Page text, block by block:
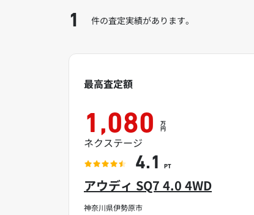
1 件の査定実績があります。
神奈川県伊勢原市
アウディ SQ7 4.0 4WD
最高査定額
1,080 万
円
ネクステージ
4.1 PT